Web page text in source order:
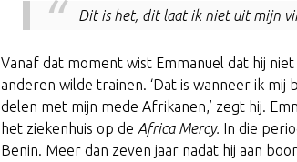
Dit is het, dit laat ik niet uit mijn
Vanaf dat moment wist Emmanuel dat hij
anderen wilde trainen. ‘Dat is wanneer ik mij
delen met mijn mede Afrikanen,’ zegt hij.
het ziekenhuis op de Africa Mercy. In die
Benin. Meer dan zeven jaar nadat hij aan